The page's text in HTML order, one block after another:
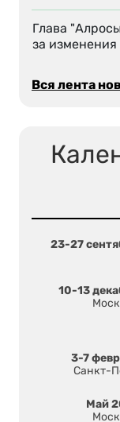
Глава
за
Вся лента
23-27
10-13
3-7
Санкт-
Май